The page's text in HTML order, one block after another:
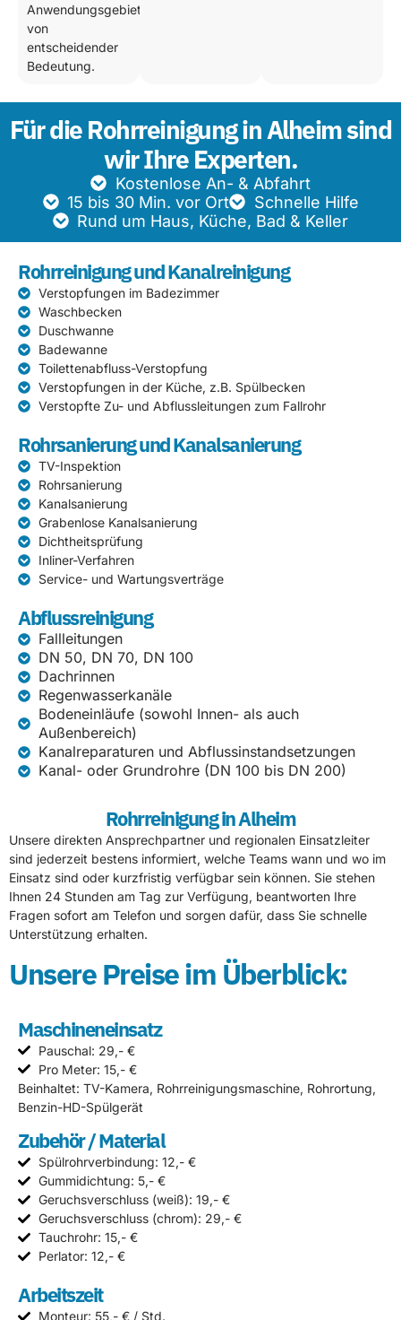
Anwendungsgebiete
von
entscheidender
Bedeutung.
Für die Rohrreinigung in Alheim sind
wir Ihre Experten.
Kostenlose An- & Abfahrt
15 bis 30 Min. vor Ort
Schnelle Hilfe
Rund um Haus, Küche, Bad & Keller
Rohrreinigung und Kanalreinigung
Verstopfungen im Badezimmer
Waschbecken
Duschwanne
Badewanne
Toilettenabfluss-Verstopfung
Verstopfungen in der Küche, z.B. Spülbecken
Verstopfte Zu- und Abflussleitungen zum Fallrohr
Rohrsanierung und Kanalsanierung
TV-Inspektion
Rohrsanierung
Kanalsanierung
Grabenlose Kanalsanierung
Dichtheitsprüfung
Inliner-Verfahren
Service- und Wartungsverträge
Abflussreinigung
Fallleitungen
DN 50, DN 70, DN 100
Dachrinnen
Regenwasserkanäle
Bodeneinläufe (sowohl Innen- als auch
Außenbereich)
Kanalreparaturen und Abflussinstandsetzungen
Kanal- oder Grundrohre (DN 100 bis DN 200)
Rohrreinigung in Alheim
Unsere direkten Ansprechpartner und regionalen Einsatzleiter
sind jederzeit bestens informiert, welche Teams wann und wo im
Einsatz sind oder kurzfristig verfügbar sein können. Sie stehen
Ihnen 24 Stunden am Tag zur Verfügung, beantworten Ihre
Fragen sofort am Telefon und sorgen dafür, dass Sie schnelle
Unterstützung erhalten.
Unsere Preise im Überblick:
Maschineneinsatz
Pauschal: 29,- €
Pro Meter: 15,- €
Beinhaltet: TV-Kamera, Rohrreinigungsmaschine, Rohrortung,
Benzin-HD-Spülgerät
Zubehör / Material
Spülrohrverbindung: 12,- €
Gummidichtung: 5,- €
Geruchsverschluss (weiß): 19,- €
Geruchsverschluss (chrom): 29,- €
Tauchrohr: 15,- €
Perlator: 12,- €
Arbeitszeit
Monteur: 55,- € / Std.